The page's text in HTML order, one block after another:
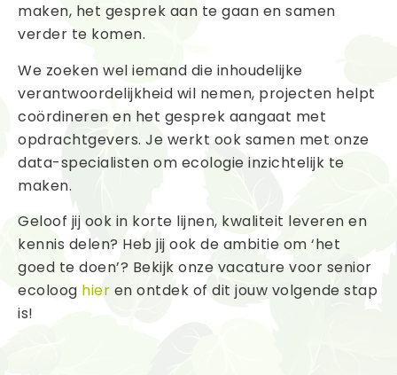
maken, het gesprek aan te gaan en samen
verder te komen.
We zoeken wel iemand die inhoudelijke
verantwoordelijkheid wil nemen, projecten helpt
coördineren en het gesprek aangaat met
opdrachtgevers. Je werkt ook samen met onze
data-specialisten om ecologie inzichtelijk te
maken.
Geloof jij ook in korte lijnen, kwaliteit leveren en
kennis delen? Heb jij ook de ambitie om ‘het
goed te doen’? Bekijk onze vacature voor senior
ecoloog hier en ontdek of dit jouw volgende stap
is!